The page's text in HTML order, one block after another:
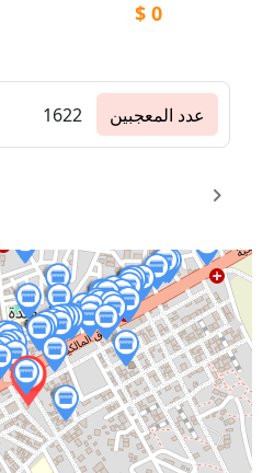
0
$
1622 عدد المعجبين